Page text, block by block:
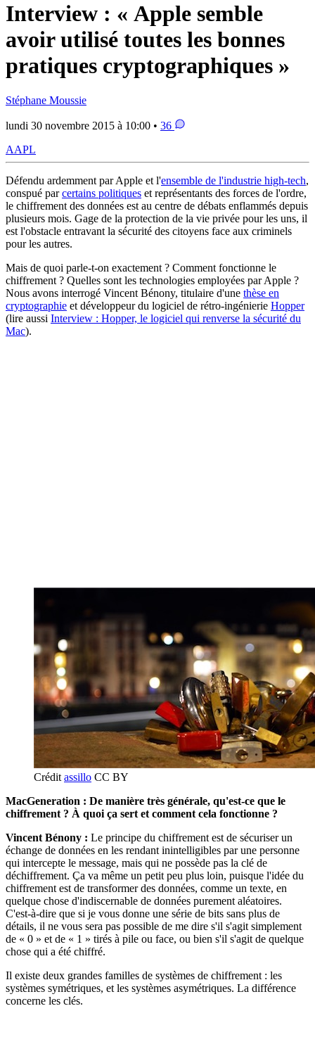
Interview : « Apple semble
avoir utilisé toutes les bonnes
pratiques cryptographiques »
Stéphane Moussie
lundi 30 novembre 2015 à 10:00 • 36
AAPL
Défendu ardemment par Apple et l'ensemble de l'industrie high-tech,
conspué parcertains politiques et représentants des forces de l'ordre,
le chiffrement des données est au centre de débats enflammés depuis
plusieurs mois. Gage de la protection de la vie privée pour les uns, il
est l'obstacle entravant la sécurité des citoyens face aux criminels
pour les autres.
Mais de quoi parle-t-on exactement ? Comment fonctionne le
chiffrement ? Quelles sont les technologies employées par Apple ?
Nous avons interrogé Vincent Bénony, titulaire d'une thèse en
cryptographie et développeur du logiciel de rétro-ingénierie Hopper
(lire aussi Interview : Hopper, le logiciel qui renverse la sécurité du
Mac).
Crédit assillo CC BY
MacGeneration : De manière très générale, qu'est-ce que le
chiffrement ? À quoi ça sert et comment cela fonctionne ?
Vincent Bénony : Le principe du chiffrement est de sécuriser un
échange de données en les rendant inintelligibles par une personne
qui intercepte le message, mais qui ne possède pas la clé de
déchiffrement. Ça va même un petit peu plus loin, puisque l'idée du
chiffrement est de transformer des données, comme un texte, en
quelque chose d'indiscernable de données purement aléatoires.
C'est-à-dire que si je vous donne une série de bits sans plus de
détails, il ne vous sera pas possible de me dire s'il s'agit simplement
de « 0 » et de « 1 » tirés à pile ou face, ou bien s'il s'agit de quelque
chose qui a été chiffré.
Il existe deux grandes familles de systèmes de chiffrement : les
systèmes symétriques, et les systèmes asymétriques. La différence
concerne les clés.